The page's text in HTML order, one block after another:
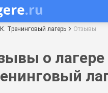
Тренинговый лагерь Отзывы
о лагере